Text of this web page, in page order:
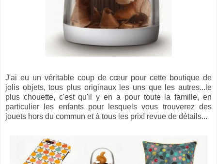
J'ai eu un véritable coup de cœur pour cette boutique de
jolis objets, tous plus originaux les uns que les autres...le
plus chouette, c'est qu'il y en a pour toute la famille, en
particulier les enfants pour lesquels vous trouverez des
jouets hors du commun et à tous les prix! revue de détails...